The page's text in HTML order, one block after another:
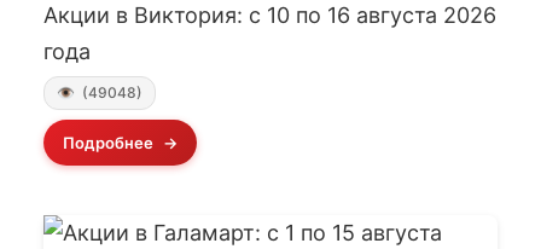
Акции в Виктория: с 10 по 16 августа 2026
года
(49048)
Подробнее